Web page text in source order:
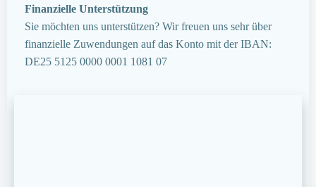
Finanzielle Unterstützung
Sie möchten uns unterstützen? Wir freuen uns sehr über
finanzielle Zuwendungen auf das Konto mit der IBAN:
DE25 5125 0000 0001 1081 07